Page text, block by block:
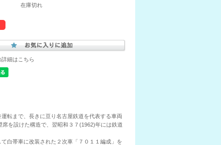
在庫切れ
細はこちら
転まで、長きに亘り名古屋鉄道を代表する車両
を設けた構造で、翌昭和３７(1962)年には鉄道
白帯車に改装された２次車「７０１１編成」を